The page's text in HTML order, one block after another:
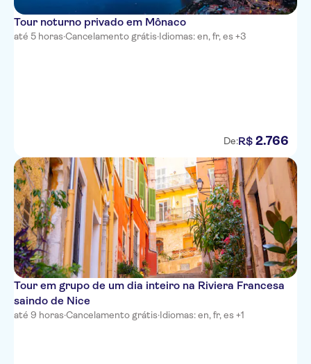
Hotel Paganini
Hotel Suisse Nice
Best Western Plus Nice Cosy
Hotel
Best Western Premier Hotel
Roosevelt
Hotel de Berne - Nice
Hotel Nice Riviera
Goldstar Resort & Suites
Tour noturno privado em Mônaco
até 5 horas·Cancelamento grátis·Idiomas: en, fr, es +3
De:R$ 2.766
Tour em grupo de um dia inteiro na Riviera Francesa
saindo de Nice
até 9 horas·Cancelamento grátis·Idiomas: en, fr, es +1